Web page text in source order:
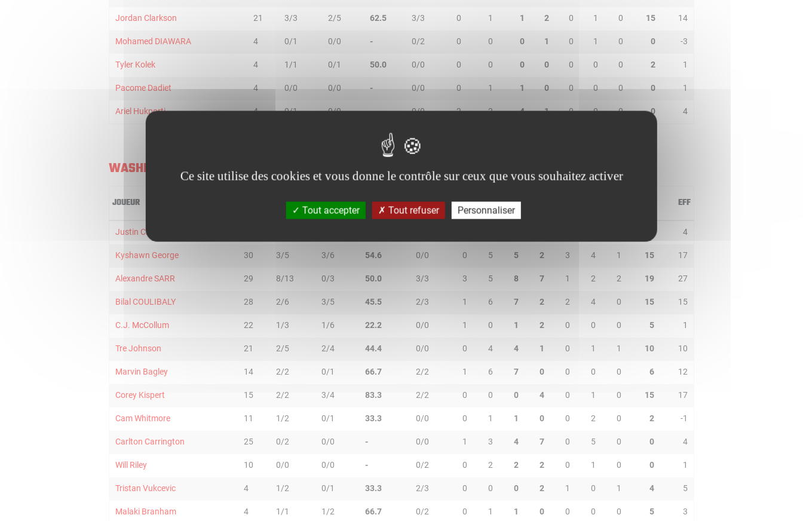
Jordan Clarkson 21 3/3 2/5 62.5 3/3 0 1 1 2 0 1 0 15 14
Mohamed DIAWARA 4 0/1 0/0 - 0/2 0 0 0 1 0 1 0 0 -3
Tyler Kolek 4 1/1 0/1 50.0 0/0 0 0 0 0 0 0 0 2 1
Pacome Dadiet 4 0/0 0/0 - 0/0 0 1 1 0 0 0 0 0 1
Ariel Hukporti 4 0/1 0/0 - 0/0 2 2 4 1 0 0 0 0 4
WASHINGTON WIZARDS
JOUEUR 2R/2T 3R/3T TR/TT 1R/1T RO RD RT EFF
Justin Champagnie 4
Kyshawn George 30 3/5 3/6 54.6 0/0 0 5 5 2 3 4 1 15 17
Alexandre SARR 29 8/13 0/3 50.0 3/3 3 5 8 7 1 2 2 19 27
Bilal COULIBALY 28 2/6 3/5 45.5 2/3 1 6 7 2 2 4 0 15 15
C.J. McCollum 22 1/3 1/6 22.2 0/0 1 0 1 2 0 0 0 5 1
Tre Johnson 21 2/5 2/4 44.4 0/0 0 4 4 1 0 1 1 10 10
Marvin Bagley 14 2/2 0/1 66.7 2/2 1 6 7 0 0 0 0 6 12
Corey Kispert 15 2/2 3/4 83.3 2/2 0 0 0 4 0 1 0 15 17
Cam Whitmore 11 1/2 0/1 33.3 0/0 0 1 1 0 0 2 0 2 -1
Carlton Carrington 25 0/2 0/0 - 0/0 1 3 4 7 0 5 0 0 4
Will Riley 10 0/0 0/0 - 0/2 0 2 2 2 0 1 0 0 1
Tristan Vukcevic 4 1/2 0/1 33.3 2/3 0 0 0 2 1 0 1 4 5
Malaki Branham 4 1/1 1/2 66.7 0/2 0 1 1 0 0 0 0 5 3
Ce site utilise des cookies et vous donne le contrôle sur ceux que vous souhaitez activer
Tout accepter Tout refuser Personnaliser